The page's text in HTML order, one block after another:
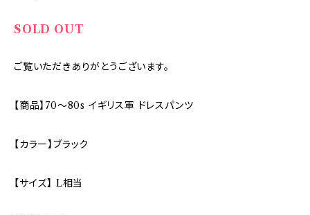
SOLD OUT
ご覧いただきありがとうございます。
【商品】70〜80s イギリス軍 ドレスパンツ
【カラー】ブラック
【サイズ】 L相当